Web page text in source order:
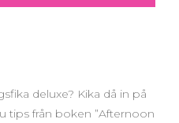
deluxe? Kika då in på
tips från boken ”Afternoon